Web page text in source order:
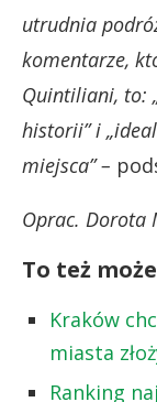
utrudnia
komentarze,
Quintiliani, to:
historii” i
miejsca” –
Oprac. Dorota
To też
Kraków
miasta
Ranking